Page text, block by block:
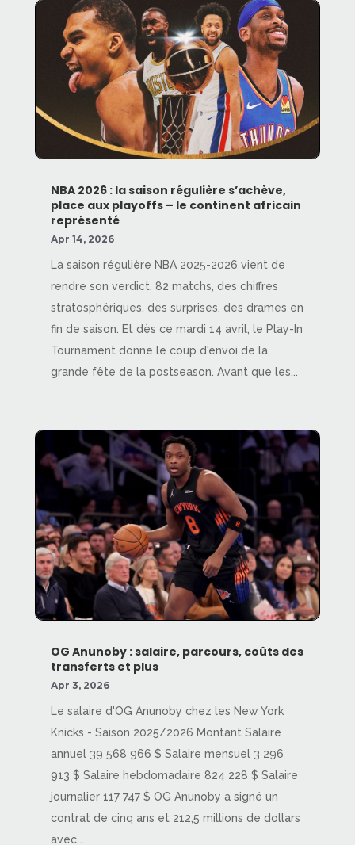
NBA 2026 : la saison régulière s’achève,
place aux playoffs – le continent africain
représenté
Apr 14, 2026
La saison régulière NBA 2025-2026 vient de
rendre son verdict. 82 matchs, des chiffres
stratosphériques, des surprises, des drames en
fin de saison. Et dès ce mardi 14 avril, le Play-In
Tournament donne le coup d'envoi de la
grande fête de la postseason. Avant que les...
OG Anunoby : salaire, parcours, coûts des
transferts et plus
Apr 3, 2026
Le salaire d'OG Anunoby chez les New York
Knicks - Saison 2025/2026 Montant Salaire
annuel 39 568 966 $ Salaire mensuel 3 296
913 $ Salaire hebdomadaire 824 228 $ Salaire
journalier 117 747 $ OG Anunoby a signé un
contrat de cinq ans et 212,5 millions de dollars
avec...